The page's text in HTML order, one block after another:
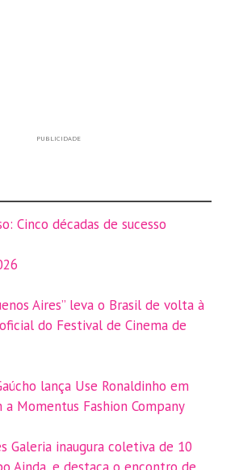
PUBLICIDADE
Cinco décadas de sucesso
Aires” leva o Brasil de volta à
do Festival de Cinema de
lança Use Ronaldinho em
a Momentus Fashion Company
Galeria inaugura coletiva de 10